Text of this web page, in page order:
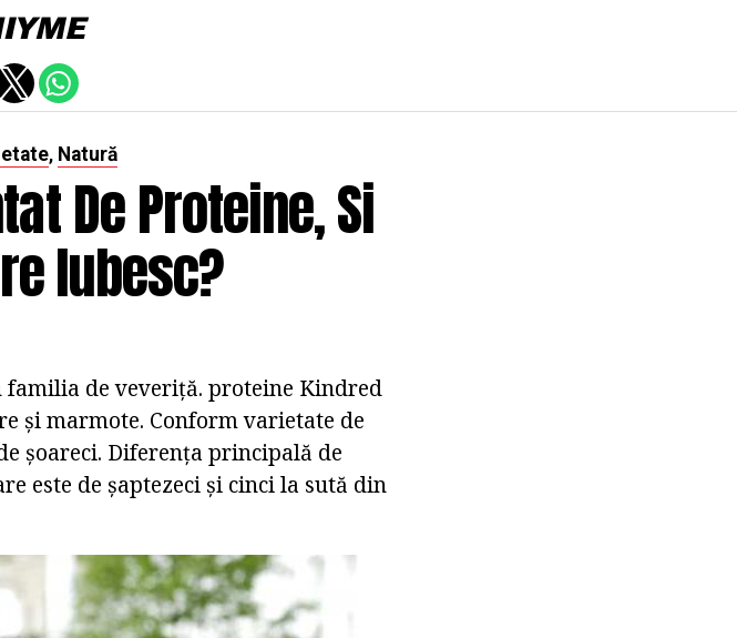
, Natură
De Proteine, Si
Iubesc?
familia de veveriță. proteine Kindred
și marmote. Conform varietate de
șoareci. Diferența principală de
este de șaptezeci și cinci la sută din